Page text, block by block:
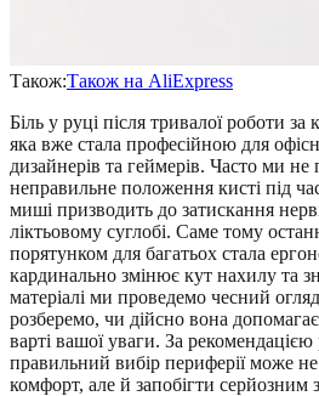
Також:Також на AliExpress
Біль у руці після тривалої роботи
яка вже стала професійною для
дизайнерів та геймерів. Часто ми не
неправильне положення кисті під
миші призводить до затискання
ліктьовому суглобі. Саме тому
порятунком для багатьох стала
кардинально змінює кут нахилу та
матеріалі ми проведемо чесний
розберемо, чи дійсно вона
варті вашої уваги. За рекомендацією
правильний вибір периферії може
комфорт, але й запобігти серйозним